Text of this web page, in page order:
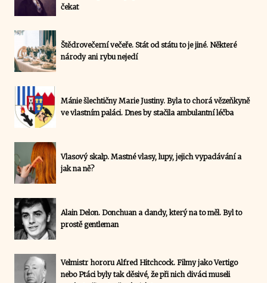
čekat
Štědrovečerní večeře. Stát od státu to je jiné. Některé
národy ani rybu nejedí
Mánie šlechtičny Marie Justiny. Byla to chorá vězeňkyně
ve vlastním paláci. Dnes by stačila ambulantní léčba
Vlasový skalp. Mastné vlasy, lupy, jejich vypadávání a
jak na ně?
Alain Delon. Donchuan a dandy, který na to měl. Byl to
prostě gentleman
Velmistr hororu Alfred Hitchcock. Filmy jako Vertigo
nebo Ptáci byly tak děsivé, že při nich diváci museli